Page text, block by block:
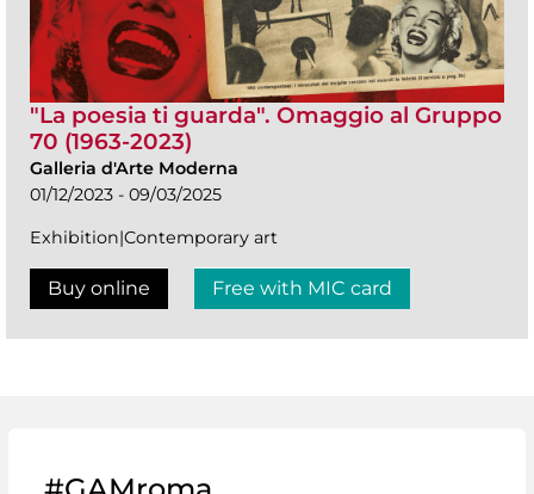
"La poesia ti guarda". Omaggio al Gruppo
70 (1963-2023)
Galleria d'Arte Moderna
01/12/2023 - 09/03/2025
Exhibition|Contemporary art
Buy online Free with MIC card